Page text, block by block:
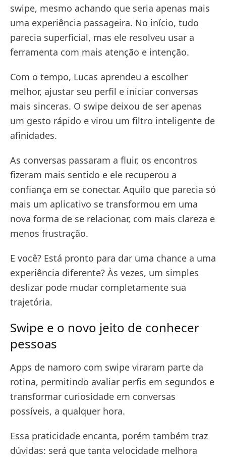
swipe, mesmo achando que seria apenas mais
uma experiência passageira. No início, tudo
parecia superficial, mas ele resolveu usar a
ferramenta com mais atenção e intenção.
Com o tempo, Lucas aprendeu a escolher
melhor, ajustar seu perfil e iniciar conversas
mais sinceras. O swipe deixou de ser apenas
um gesto rápido e virou um filtro inteligente de
afinidades.
As conversas passaram a fluir, os encontros
fizeram mais sentido e ele recuperou a
confiança em se conectar. Aquilo que parecia só
mais um aplicativo se transformou em uma
nova forma de se relacionar, com mais clareza e
menos frustração.
E você? Está pronto para dar uma chance a uma
experiência diferente? Às vezes, um simples
deslizar pode mudar completamente sua
trajetória.
Swipe e o novo jeito de conhecer
pessoas
Apps de namoro com swipe viraram parte da
rotina, permitindo avaliar perfis em segundos e
transformar curiosidade em conversas
possíveis, a qualquer hora.
Essa praticidade encanta, porém também traz
dúvidas: será que tanta velocidade melhora